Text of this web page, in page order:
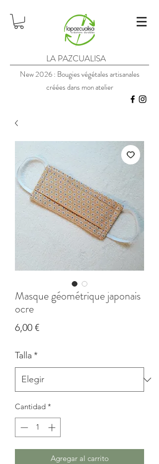
LA PAZCUALISA
New 2026 : Bougies végétales artisanales
créées dans mon atelier
Masque géométrique japonais
ocre
6,00 €Precio
Talla *
Cantidad *
Agregar al carrito